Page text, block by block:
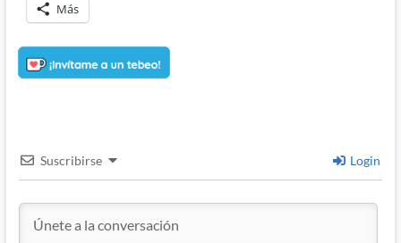
Más
Suscribirse Login